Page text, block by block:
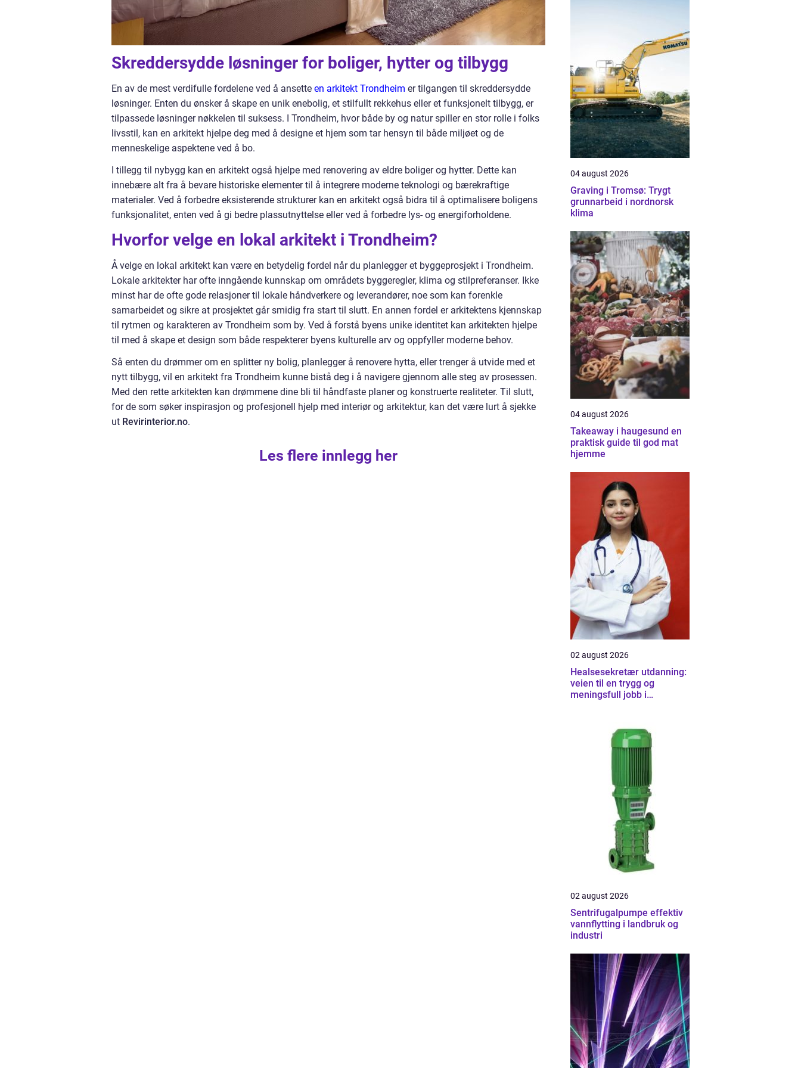
Skreddersydde løsninger for boliger, hytter og tilbygg
En av de mest verdifulle fordelene ved å ansette en arkitekt Trondheim er tilgangen til skreddersydde
løsninger. Enten du ønsker å skape en unik enebolig, et stilfullt rekkehus eller et funksjonelt tilbygg, er
tilpassede løsninger nøkkelen til suksess. I Trondheim, hvor både by og natur spiller en stor rolle i folks
livsstil, kan en arkitekt hjelpe deg med å designe et hjem som tar hensyn til både miljøet og de
menneskelige aspektene ved å bo.
I tillegg til nybygg kan en arkitekt også hjelpe med renovering av eldre boliger og hytter. Dette kan
innebære alt fra å bevare historiske elementer til å integrere moderne teknologi og bærekraftige
materialer. Ved å forbedre eksisterende strukturer kan en arkitekt også bidra til å optimalisere boligens
funksjonalitet, enten ved å gi bedre plassutnyttelse eller ved å forbedre lys- og energiforholdene.
Hvorfor velge en lokal arkitekt i Trondheim?
Å velge en lokal arkitekt kan være en betydelig fordel når du planlegger et byggeprosjekt i Trondheim.
Lokale arkitekter har ofte inngående kunnskap om områdets byggeregler, klima og stilpreferanser. Ikke
minst har de ofte gode relasjoner til lokale håndverkere og leverandører, noe som kan forenkle
samarbeidet og sikre at prosjektet går smidig fra start til slutt. En annen fordel er arkitektens kjennskap
til rytmen og karakteren av Trondheim som by. Ved å forstå byens unike identitet kan arkitekten hjelpe
til med å skape et design som både respekterer byens kulturelle arv og oppfyller moderne behov.
Så enten du drømmer om en splitter ny bolig, planlegger å renovere hytta, eller trenger å utvide med et
nytt tilbygg, vil en arkitekt fra Trondheim kunne bistå deg i å navigere gjennom alle steg av prosessen.
Med den rette arkitekten kan drømmene dine bli til håndfaste planer og konstruerte realiteter. Til slutt,
for de som søker inspirasjon og profesjonell hjelp med interiør og arkitektur, kan det være lurt å sjekke
ut Revirinterior.no.
Les flere innlegg her
04 august 2026
Graving i Tromsø: Trygt
grunnarbeid i nordnorsk
klima
04 august 2026
Takeaway i haugesund en
praktisk guide til god mat
hjemme
02 august 2026
Healsesekretær utdanning:
veien til en trygg og
meningsfull jobb i
02 august 2026
Sentrifugalpumpe effektiv
vannflytting i landbruk og
industri